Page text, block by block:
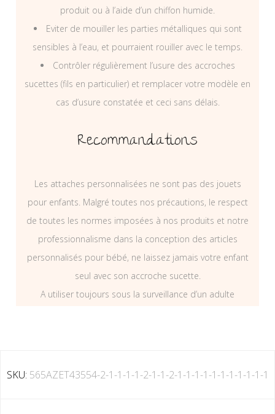
produit ou à l’aide d’un chiffon humide.
Eviter de mouiller les parties métalliques qui sont
sensibles à l’eau, et pourraient rouiller avec le temps.
Contrôler régulièrement l’usure des accroches
sucettes (fils en particulier) et remplacer votre modèle en
cas d’usure constatée et ceci sans délais.
Recommandations
Les attaches personnalisées ne sont pas des jouets
pour enfants. Malgré toutes nos précautions, le respect
de toutes les normes imposées à nos produits et notre
professionnalisme dans la conception des articles
personnalisés pour bébé, ne laissez jamais votre enfant
seul avec son accroche sucette.
A utiliser toujours sous la surveillance d’un adulte
SKU: 565AZET43554-2-1-1-1-1-2-1-1-2-1-1-1-1-1-1-1-1-1-1-1